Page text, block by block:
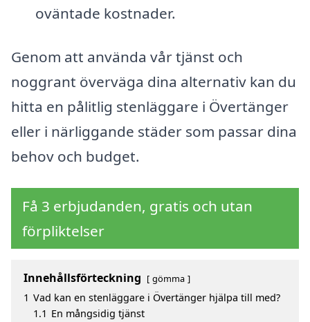
oväntade kostnader.
Genom att använda vår tjänst och
noggrant överväga dina alternativ kan du
hitta en pålitlig stenläggare i Övertänger
eller i närliggande städer som passar dina
behov och budget.
Få 3 erbjudanden, gratis och utan
förpliktelser
Innehållsförteckning gömma
1 Vad kan en stenläggare i Övertänger hjälpa till med?
1.1 En mångsidig tjänst